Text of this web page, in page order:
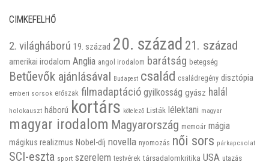
CIMKEFELHŐ
2. világháború 19. század 20. század 21. század
amerikai irodalom Anglia angol irodalom barátság betegség
Betűevők ajánlásával Budapest család családregény disztópia
emberi sorsok erőszak filmadaptáció gyilkosság gyász halál
holokauszt háború kortárs kötelező Listák lélektani magyar
magyar irodalom Magyarország memoár mágia
mágikus realizmus Nobel-díj novella nyomozás női sors párkapcsolat
SCI-eszta sport szerelem testvérek társadalomkritika USA utazás